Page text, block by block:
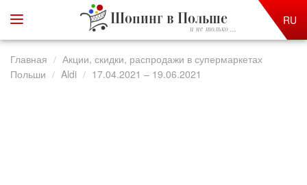
Шопинг в Польше
и не только ...
RU
Главная
Акции, скидки, распродажи в супермаркетах
Польши
Aldi 17.04.2021 – 19.06.2021